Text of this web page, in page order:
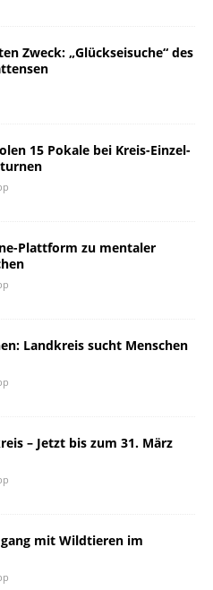
Zweck: „Glückseisuche“ des
15 Pokale bei Kreis-Einzel-
Plattform zu mentaler
Landkreis sucht Menschen
– Jetzt bis zum 31. März
mit Wildtieren im